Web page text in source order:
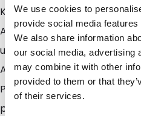
We use cookies to
provide social media
We also share information
our social media, advertising
may combine it with other
provided to them or that
of their services.
Kraftpapier Beutel ist mit
Ausstrahlung und seinem
unserem Sortiment. Durch
Ausstrahlung und Dank des
Produkt optimal in diesem
präsentieren. Da er mit